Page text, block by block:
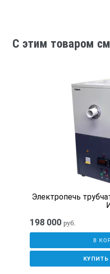
Пределы допускаемой
· для ТВР-А и ТВР-АМ
· для ТВР-D и ТВР-DМ
± 0,445 Н
C этим товаром
Электропечь
198 000 руб.
В
КУПИТЬ